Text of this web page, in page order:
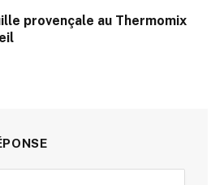
provençale au Thermomix